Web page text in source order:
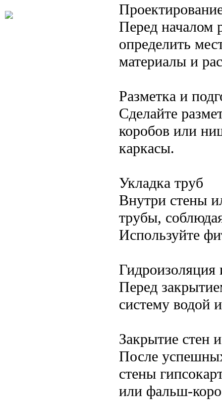
Перед началом
определить
материалы и
Разметка и
Сделайте
коробов или
каркасы.
Укладка труб
Внутри стены
трубы,
Используйте
Гидроизоляция
Перед
систему водой
Закрытие стен
После
стены
или фальш-